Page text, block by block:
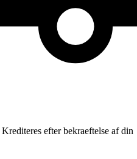
Krediteres efter bekraeftelse af din